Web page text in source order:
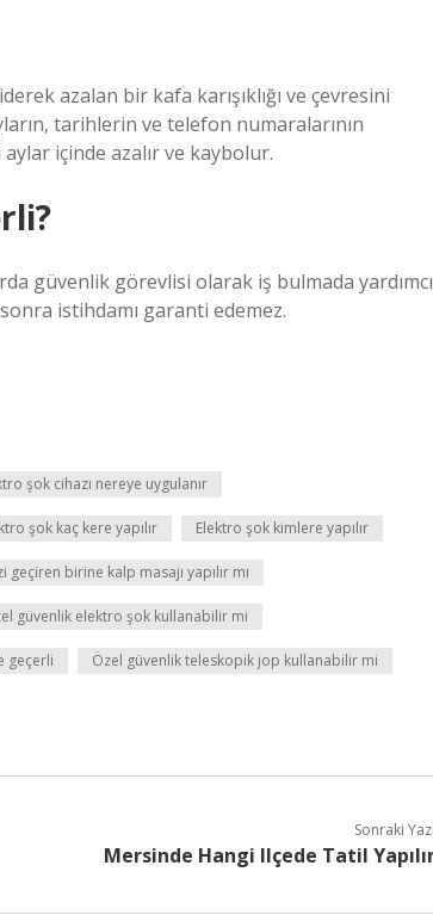
azalan bir kafa karışıklığı ve çevresini
tarihlerin ve telefon numaralarının
içinde azalır ve kaybolur.
güvenlik görevlisi olarak iş bulmada yardımcı
istihdamı garanti edemez.
şok cihazı nereye uygulanır
şok kaç kere yapılır Elektro şok kimlere yapılır
geçiren birine kalp masajı yapılır mı
güvenlik elektro şok kullanabilir mi
geçerli Özel güvenlik teleskopik jop kullanabilir mi
Sonraki
Mersinde Hangi Ilçede Tatil